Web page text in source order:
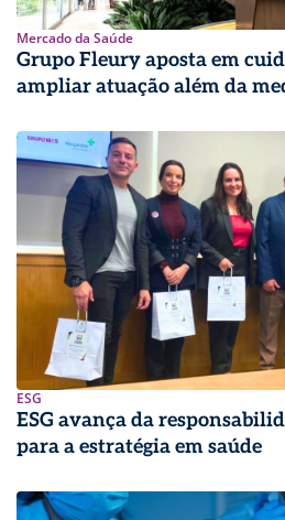
Mercado da Saúde
Grupo Fleury aposta em
ampliar atuação além da
ESG
ESG avança da
para a estratégia em saúde